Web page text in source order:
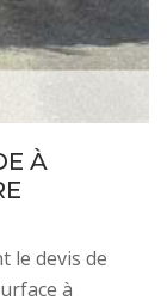
À
le devis de
à